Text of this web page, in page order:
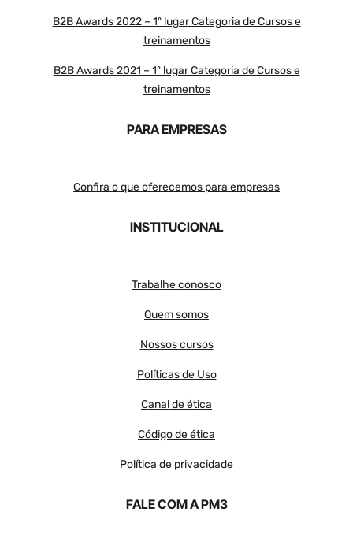
B2B Awards 2022 – 1º lugar Categoria de Cursos e
treinamentos
B2B Awards 2021 – 1º lugar Categoria de Cursos e
treinamentos
PARA EMPRESAS
Confira o que oferecemos para empresas
INSTITUCIONAL
Trabalhe conosco
Quem somos
Nossos cursos
Políticas de Uso
Canal de ética
Código de ética
Política de privacidade
FALE COM A PM3